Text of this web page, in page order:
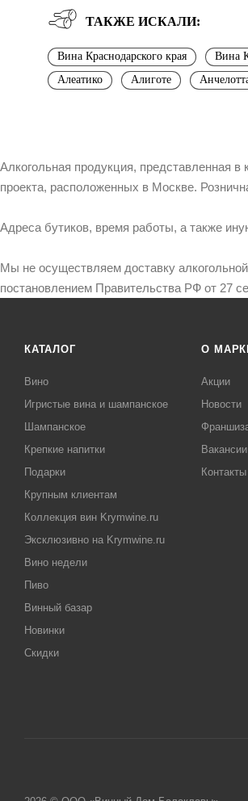
ТАКЖЕ ИСКАЛИ:
Вина Краснодарского края Вина
Алеатико
Алиготе
Алкогольная продукция, представленная в
проекта, расположенных в Москве.
Адреса бутиков, время работы, а также
Мы не осуществляем доставку
постановлением Правительства РФ от 27
КАТАЛОГ
Вино
Игристые вина и шампанское
Шампанское
Крепкие напитки
Подарки
Крупным клиентам
Коллекция вин Krymwine.ru
Эксклюзивно на Krymwine.ru
Вино недели
Пиво
Винный базар
Новинки
Скидки
О
Акции
Новости
Вакансии
Контакты